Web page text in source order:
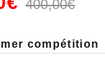
400,00€
compétition